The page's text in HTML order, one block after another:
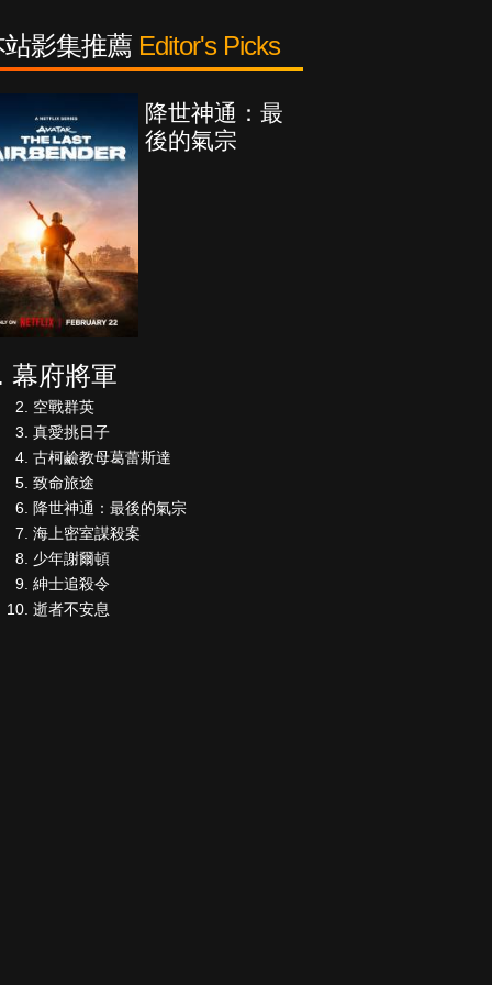
站影集推薦 Editor's Picks
降世神通：最
後的氣宗
幕府將軍
空戰群英
真愛挑日子
古柯鹼教母葛蕾斯達
致命旅途
降世神通：最後的氣宗
海上密室謀殺案
少年謝爾頓
紳士追殺令
逝者不安息